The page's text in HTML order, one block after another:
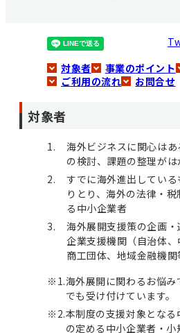
対象者
事業のポイント
ご利用の流れ
お問合せ
対象者
海外ビジネスに関心は
の検討、課題の整理が
すでに海外進出してい
りとり、海外の法律・
る中小企業者
海外展開支援策の企画
企業支援機関（自治体、
商工団体、地域金融機関
※1.海外展開に関わるお悩
でも受け付けています。
※2.本制度の支援対象とな
の定める中小企業者・小